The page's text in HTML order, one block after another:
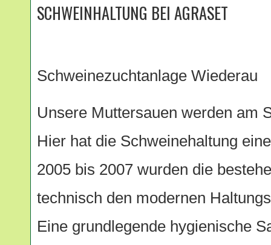
SCHWEINHALTUNG BEI AGRASET
Schweinezuchtanlage Wiederau
Unsere Muttersauen werden am
Hier hat die Schweinehaltung
2005 bis 2007 wurden die
technisch den modernen
Eine grundlegende hygienische